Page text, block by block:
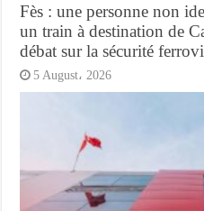
Fès : une personne non
un train à destination de
débat sur la sécurité
5 August، 2026